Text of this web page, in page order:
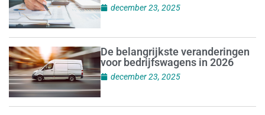
december 23, 2025
De belangrijkste veranderingen
voor bedrijfswagens in 2026
december 23, 2025